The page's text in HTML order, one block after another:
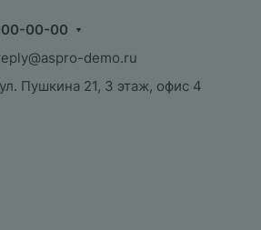
00-00
demo.ru
Пушкина 21, 3 этаж, офис 4